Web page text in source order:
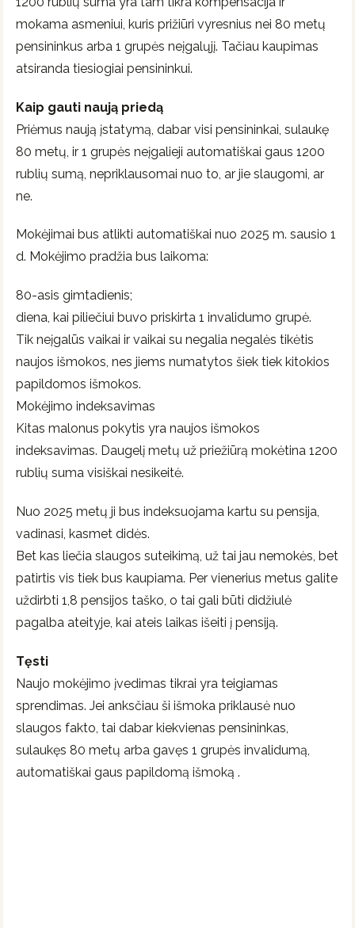
mokama asmeniui, kuris prižiūri vyresnius nei 80 metų
pensininkus arba 1 grupės neįgalųjį. Tačiau kaupimas
atsiranda tiesiogiai pensininkui.
Kaip gauti naują priedą
Priėmus naują įstatymą, dabar visi pensininkai, sulaukę
80 metų, ir 1 grupės neįgalieji automatiškai gaus 1200
rublių sumą, nepriklausomai nuo to, ar jie slaugomi, ar
ne.
Mokėjimai bus atlikti automatiškai nuo 2025 m. sausio 1
d. Mokėjimo pradžia bus laikoma:
80-asis gimtadienis;
diena, kai piliečiui buvo priskirta 1 invalidumo grupė.
Tik neįgalūs vaikai ir vaikai su negalia negalės tikėtis
naujos išmokos, nes jiems numatytos šiek tiek kitokios
papildomos išmokos.
Mokėjimo indeksavimas
Kitas malonus pokytis yra naujos išmokos
indeksavimas. Daugelį metų už priežiūrą mokėtina 1200
rublių suma visiškai nesikeitė.
Nuo 2025 metų ji bus indeksuojama kartu su pensija,
vadinasi, kasmet didės.
Bet kas liečia slaugos suteikimą, už tai jau nemokės, bet
patirtis vis tiek bus kaupiama. Per vienerius metus galite
uždirbti 1,8 pensijos taško, o tai gali būti didžiulė
pagalba ateityje, kai ateis laikas išeiti į pensiją.
Tęsti
Naujo mokėjimo įvedimas tikrai yra teigiamas
sprendimas. Jei anksčiau ši išmoka priklausė nuo
slaugos fakto, tai dabar kiekvienas pensininkas,
sulaukęs 80 metų arba gavęs 1 grupės invalidumą,
automatiškai gaus papildomą išmoką .